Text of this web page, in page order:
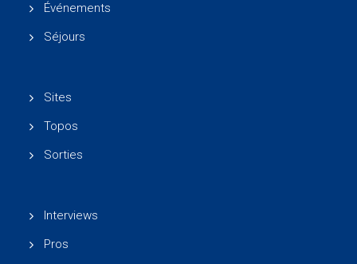
Événements
Séjours
Sites
Topos
Sorties
Interviews
Pros